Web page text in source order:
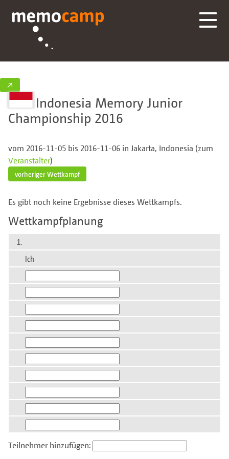
↗
Indonesia Memory Junior
Championship 2016
vom 2016-11-05 bis 2016-11-06 in Jakarta, Indonesia (zum
Veranstalter)
vorheriger Wettkampf
Es gibt noch keine Ergebnisse dieses Wettkampfs.
Wettkampfplanung
1.
Ich
Teilnehmer hinzufügen: